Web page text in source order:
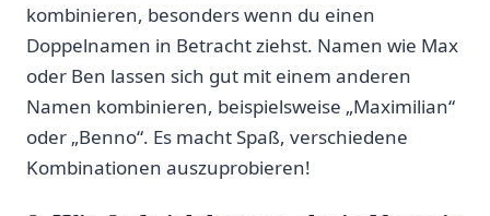
kombinieren, besonders wenn du einen
Doppelnamen in⁤ Betracht ‌ziehst. Namen wie ‌Max⁣
oder Ben lassen⁢ sich gut ⁢mit einem anderen
Namen kombinieren, beispielsweise „Maximilian“
oder „Benno“. Es macht Spaß, ⁣verschiedene⁤
Kombinationen ⁢auszuprobieren!